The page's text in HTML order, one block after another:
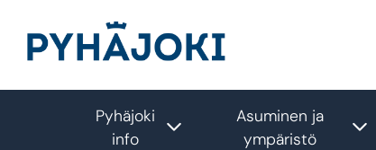
Pyhäjoki
info
Toggle submenu
Asuminen ja
ympäristö